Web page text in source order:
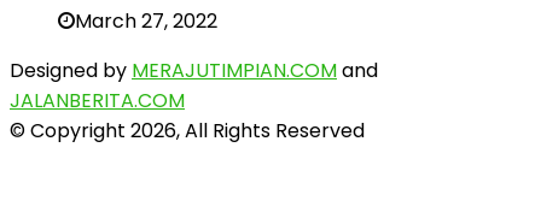
March 27, 2022
Designed by MERAJUTIMPIAN.COMand
JALANBERITA.COM
© Copyright 2026, All Rights Reserved